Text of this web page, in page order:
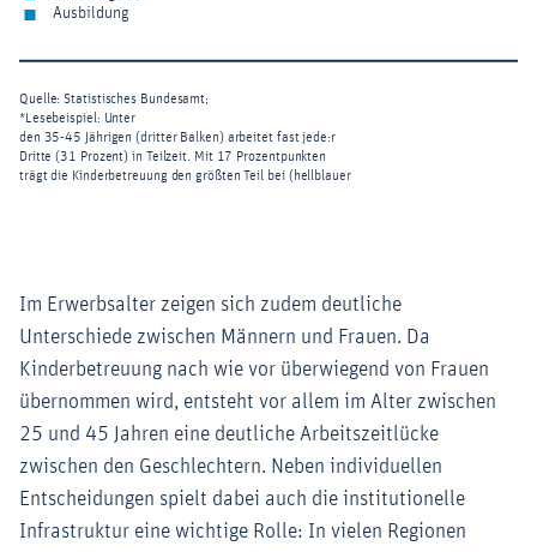
Im Erwerbsalter zeigen sich zudem deutliche
Unterschiede zwischen Männern und Frauen. Da
Kinderbetreuung nach wie vor überwiegend von Frauen
übernommen wird, entsteht vor allem im Alter zwischen
25 und 45 Jahren eine deutliche Arbeitszeitlücke
zwischen den Geschlechtern. Neben individuellen
Entscheidungen spielt dabei auch die institutionelle
Infrastruktur eine wichtige Rolle: In vielen Regionen